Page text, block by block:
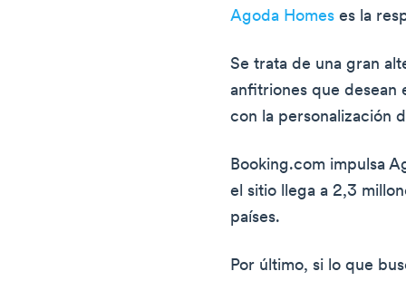
Agoda Homes es la
Se trata de una gran
anfitriones que desean
con la personalización
Booking.com impulsa
el sitio llega a 2,3
países.
Por último, si lo que